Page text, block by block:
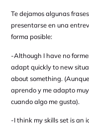
Te dejamos algunas
presentarse en una
forma posible:
-Although I have no
adapt quickly to new
about something.
aprendo y me adapto
cuando algo me gusta).
-I think my skills set is an